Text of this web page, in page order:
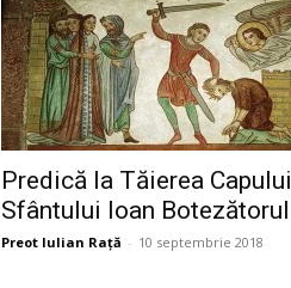
Predică la Tăierea Capului
Sfântului Ioan Botezătorul
Preot Iulian Raţă - 10 septembrie 2018